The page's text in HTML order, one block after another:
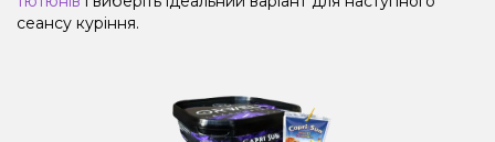
сеансу куріння.